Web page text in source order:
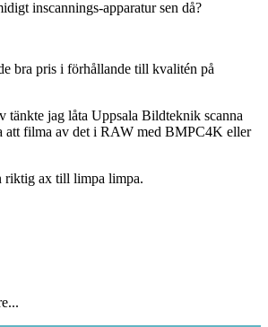
inscannings-apparatur sen då?
bra pris i förhållande till kvalitén på
tänkte jag låta Uppsala Bildteknik scanna
att filma av det i RAW med BMPC4K eller
riktig ax till limpa limpa.